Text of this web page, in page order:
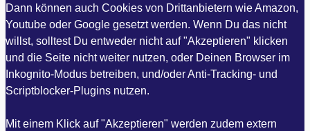
Dann können auch Cookies von Drittanbietern wie Amazon,
Youtube oder Google gesetzt werden. Wenn Du das nicht
willst, solltest Du entweder nicht auf "Akzeptieren" klicken
und die Seite nicht weiter nutzen, oder Deinen Browser im
Inkognito-Modus betreiben, und/oder Anti-Tracking- und
Scriptblocker-Plugins nutzen.
Mit einem Klick auf "Akzeptieren" werden zudem extern